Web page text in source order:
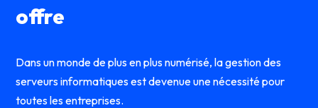
offre
Dans un monde de plus en plus numérisé, la gestion des
serveurs informatiques est devenue une nécessité pour
toutes les entreprises.